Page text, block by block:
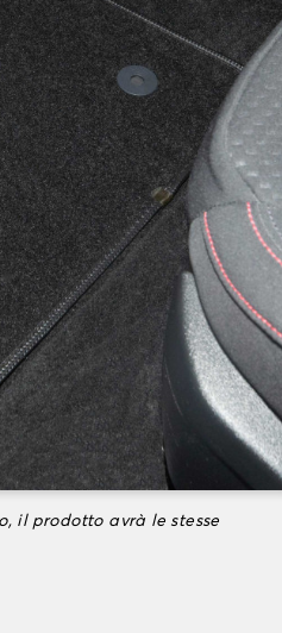
il prodotto avrà le stesse